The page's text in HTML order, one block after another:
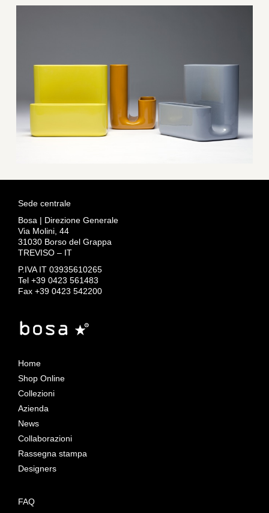
Sede centrale
Bosa | Direzione Generale
Via Molini, 44
31030 Borso del Grappa
TREVISO – IT
P.IVA IT 03935610265
Tel +39 0423 561483
Fax +39 0423 542200
Home
Shop Online
Collezioni
Azienda
News
Collaborazioni
Rassegna stampa
Designers
FAQ